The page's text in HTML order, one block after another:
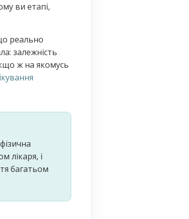
ви етапі,
реально
залежність
ж на якомусь
лікаря, і
багатьом